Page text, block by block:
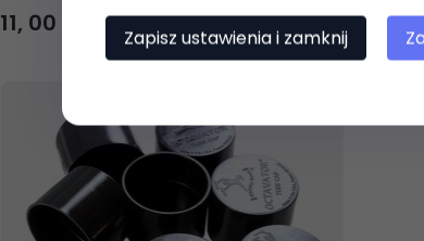
11, 00 69,
Zapisz ustawienia i zamknij